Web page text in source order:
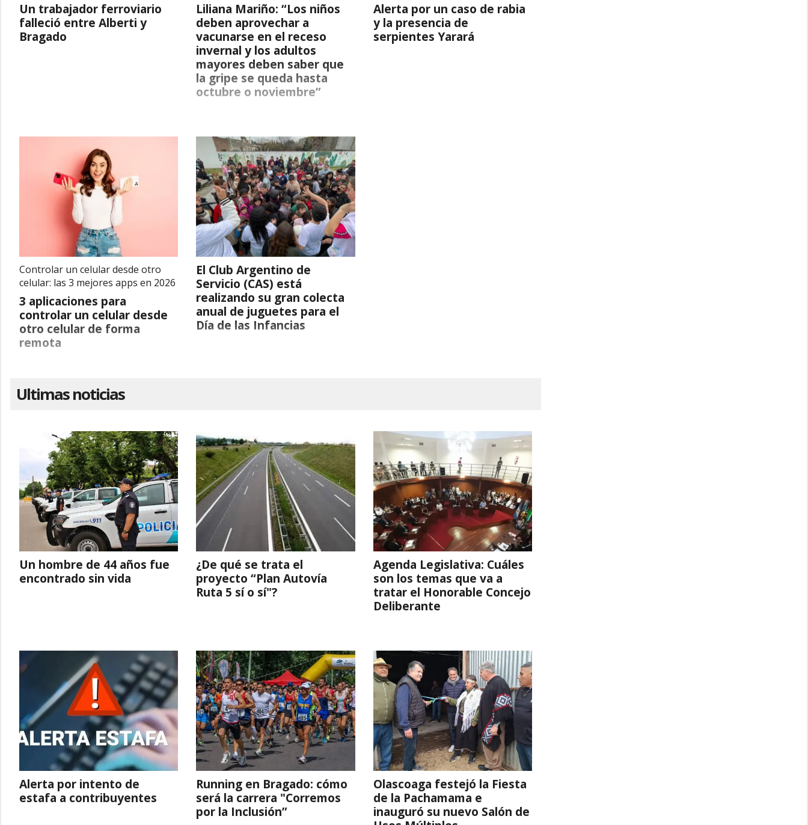
Un trabajador ferroviario
falleció entre Alberti y
Bragado
Liliana Mariño: “Los niños
deben aprovechar a
vacunarse en el receso
invernal y los adultos
mayores deben saber que
la gripe se queda hasta
octubre o noviembre”
Alerta por un caso de rabia
y la presencia de
serpientes Yarará
Controlar un celular desde otro
celular: las 3 mejores apps en 2026
3 aplicaciones para
controlar un celular desde
otro celular de forma
remota
El Club Argentino de
Servicio (CAS) está
realizando su gran colecta
anual de juguetes para el
Día de las Infancias
Ultimas noticias
Un hombre de 44 años fue
encontrado sin vida
¿De qué se trata el
proyecto “Plan Autovía
Ruta 5 sí o sí"?
Agenda Legislativa: Cuáles
son los temas que va a
tratar el Honorable Concejo
Deliberante
Alerta por intento de
estafa a contribuyentes
Running en Bragado: cómo
será la carrera "Corremos
por la Inclusión”
Olascoaga festejó la Fiesta
de la Pachamama e
inauguró su nuevo Salón de